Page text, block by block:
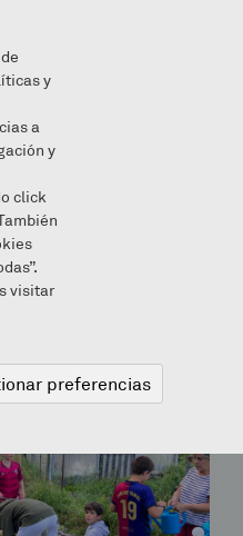
y
a
y
click
visitar
preferencias